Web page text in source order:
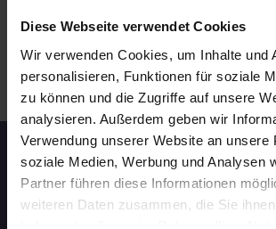
Diese Webseite verwendet Cookies
Wir verwenden Cookies, um Inhalte und
personalisieren, Funktionen für soziale
zu können und die Zugriffe auf unsere
analysieren. Außerdem geben wir
Verwendung unserer Website an unsere
soziale Medien, Werbung und Analysen
Partner führen diese Informationen
weiteren Daten zusammen, die Sie
WEITERE EVENTS IN
Speed-Dating Events